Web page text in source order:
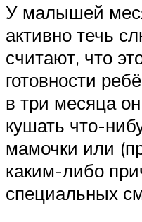
У малышей
активно течь
считают, что
готовности
в три месяца
кушать что-
мамочки или
каким-либо
специальных